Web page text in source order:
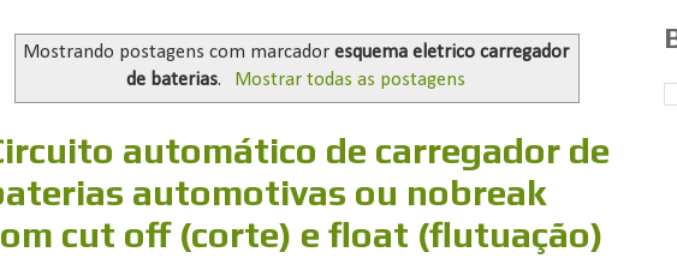
Mostrando postagens com marcador esquema eletrico carregador
de baterias. Mostrar todas as postagens
automático de carregador de
automotivas ou nobreak
cut off (corte) e float (flutuação)